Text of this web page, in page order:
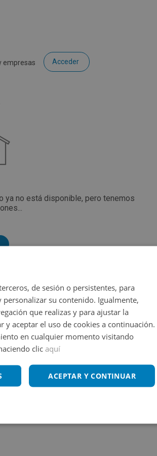
empresas Acceder
ya no está disponible, pero tenemos
de sesión o persistentes, para
su contenido. Igualmente,
que realizas y para ajustar la
y aceptar el uso de cookies a continuación.
en cualquier momento visitando
clicaquí
ACEPTAR Y CONTINUAR